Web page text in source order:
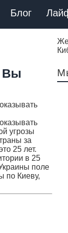
Блог
Вы
угрозы
за
25 лет.
в 25
поле
по Киеву,